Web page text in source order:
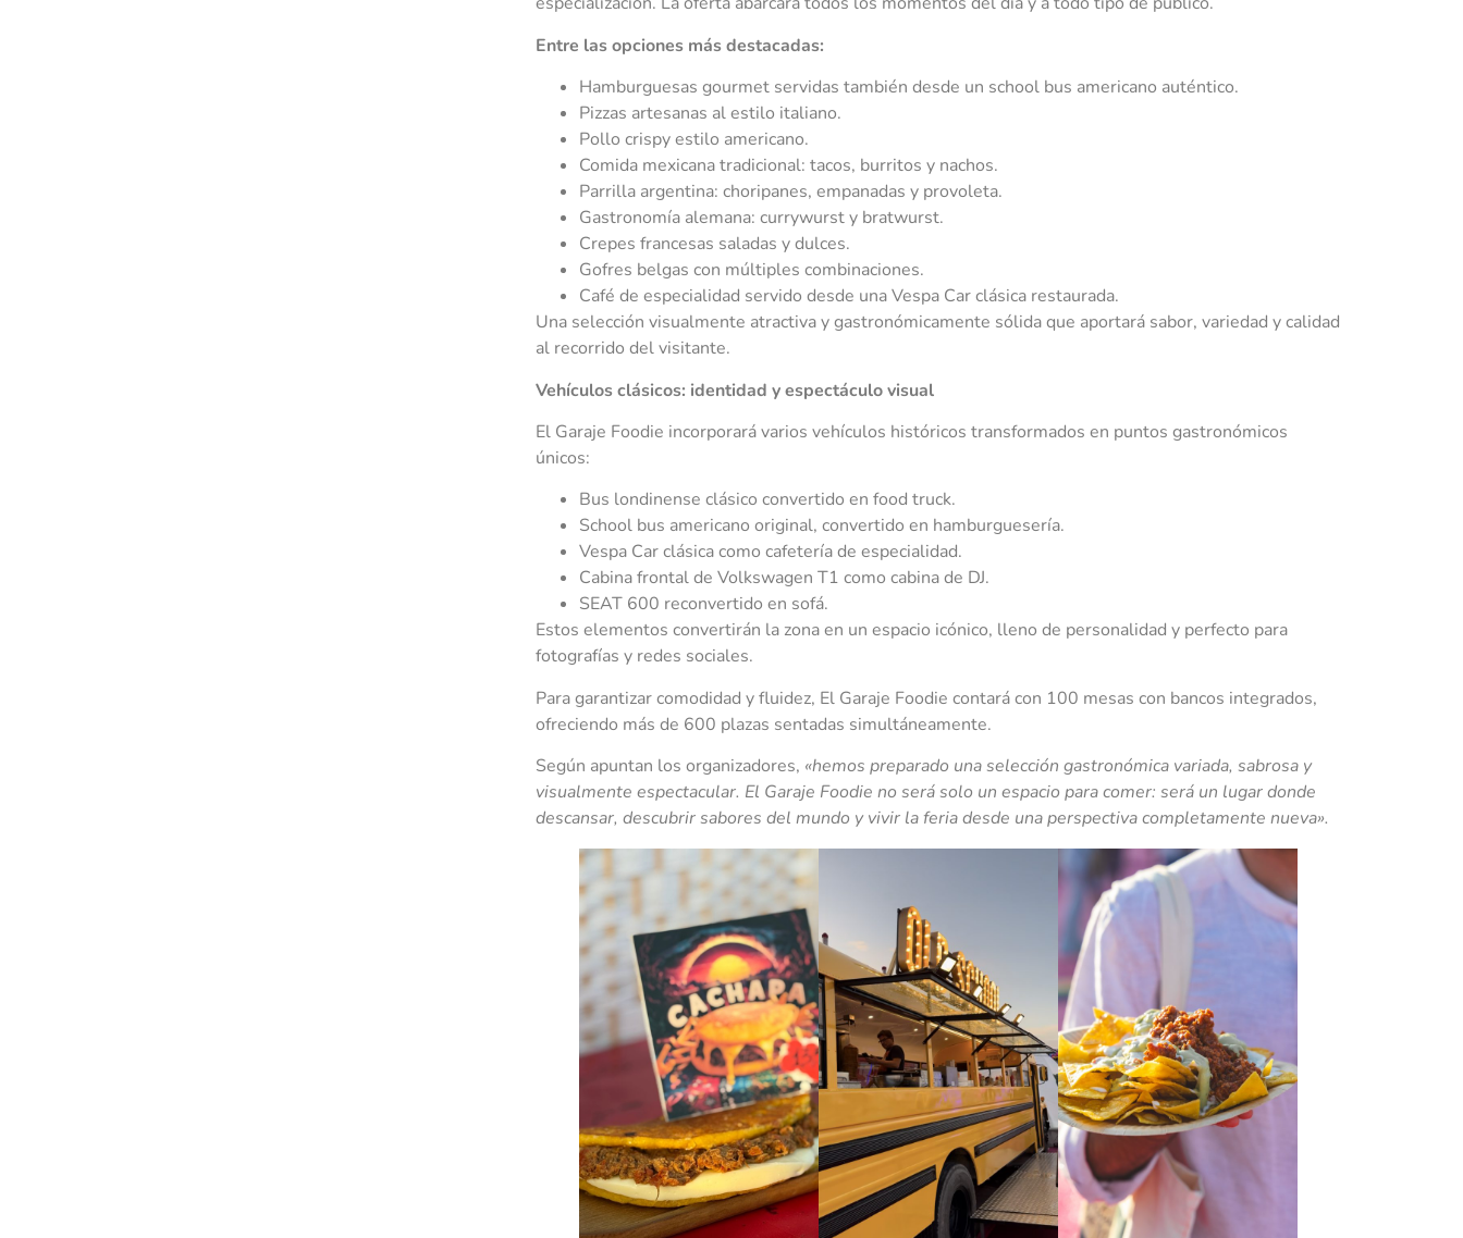
Entre las opciones más destacadas:
Hamburguesas gourmet servidas también desde un school bus americano auténtico.
Pizzas artesanas al estilo italiano.
Pollo crispy estilo americano.
Comida mexicana tradicional: tacos, burritos y nachos.
Parrilla argentina: choripanes, empanadas y provoleta.
Gastronomía alemana: currywurst y bratwurst.
Crepes francesas saladas y dulces.
Gofres belgas con múltiples combinaciones.
Café de especialidad servido desde una Vespa Car clásica restaurada.
Una selección visualmente atractiva y gastronómicamente sólida que aportará sabor, variedad y calidad
al recorrido del visitante.
Vehículos clásicos: identidad y espectáculo visual
El Garaje Foodie incorporará varios vehículos históricos transformados en puntos gastronómicos
únicos:
Bus londinense clásico convertido en food truck.
School bus americano original, convertido en hamburguesería.
Vespa Car clásica como cafetería de especialidad.
Cabina frontal de Volkswagen T1 como cabina de DJ.
SEAT 600 reconvertido en sofá.
Estos elementos convertirán la zona en un espacio icónico, lleno de personalidad y perfecto para
fotografías y redes sociales.
Para garantizar comodidad y fluidez, El Garaje Foodie contará con 100 mesas con bancos integrados,
ofreciendo más de 600 plazas sentadas simultáneamente.
Según apuntan los organizadores, «hemos preparado una selección gastronómica variada, sabrosa y
visualmente espectacular. El Garaje Foodie no será solo un espacio para comer: será un lugar donde
descansar, descubrir sabores del mundo y vivir la feria desde una perspectiva completamente nueva».